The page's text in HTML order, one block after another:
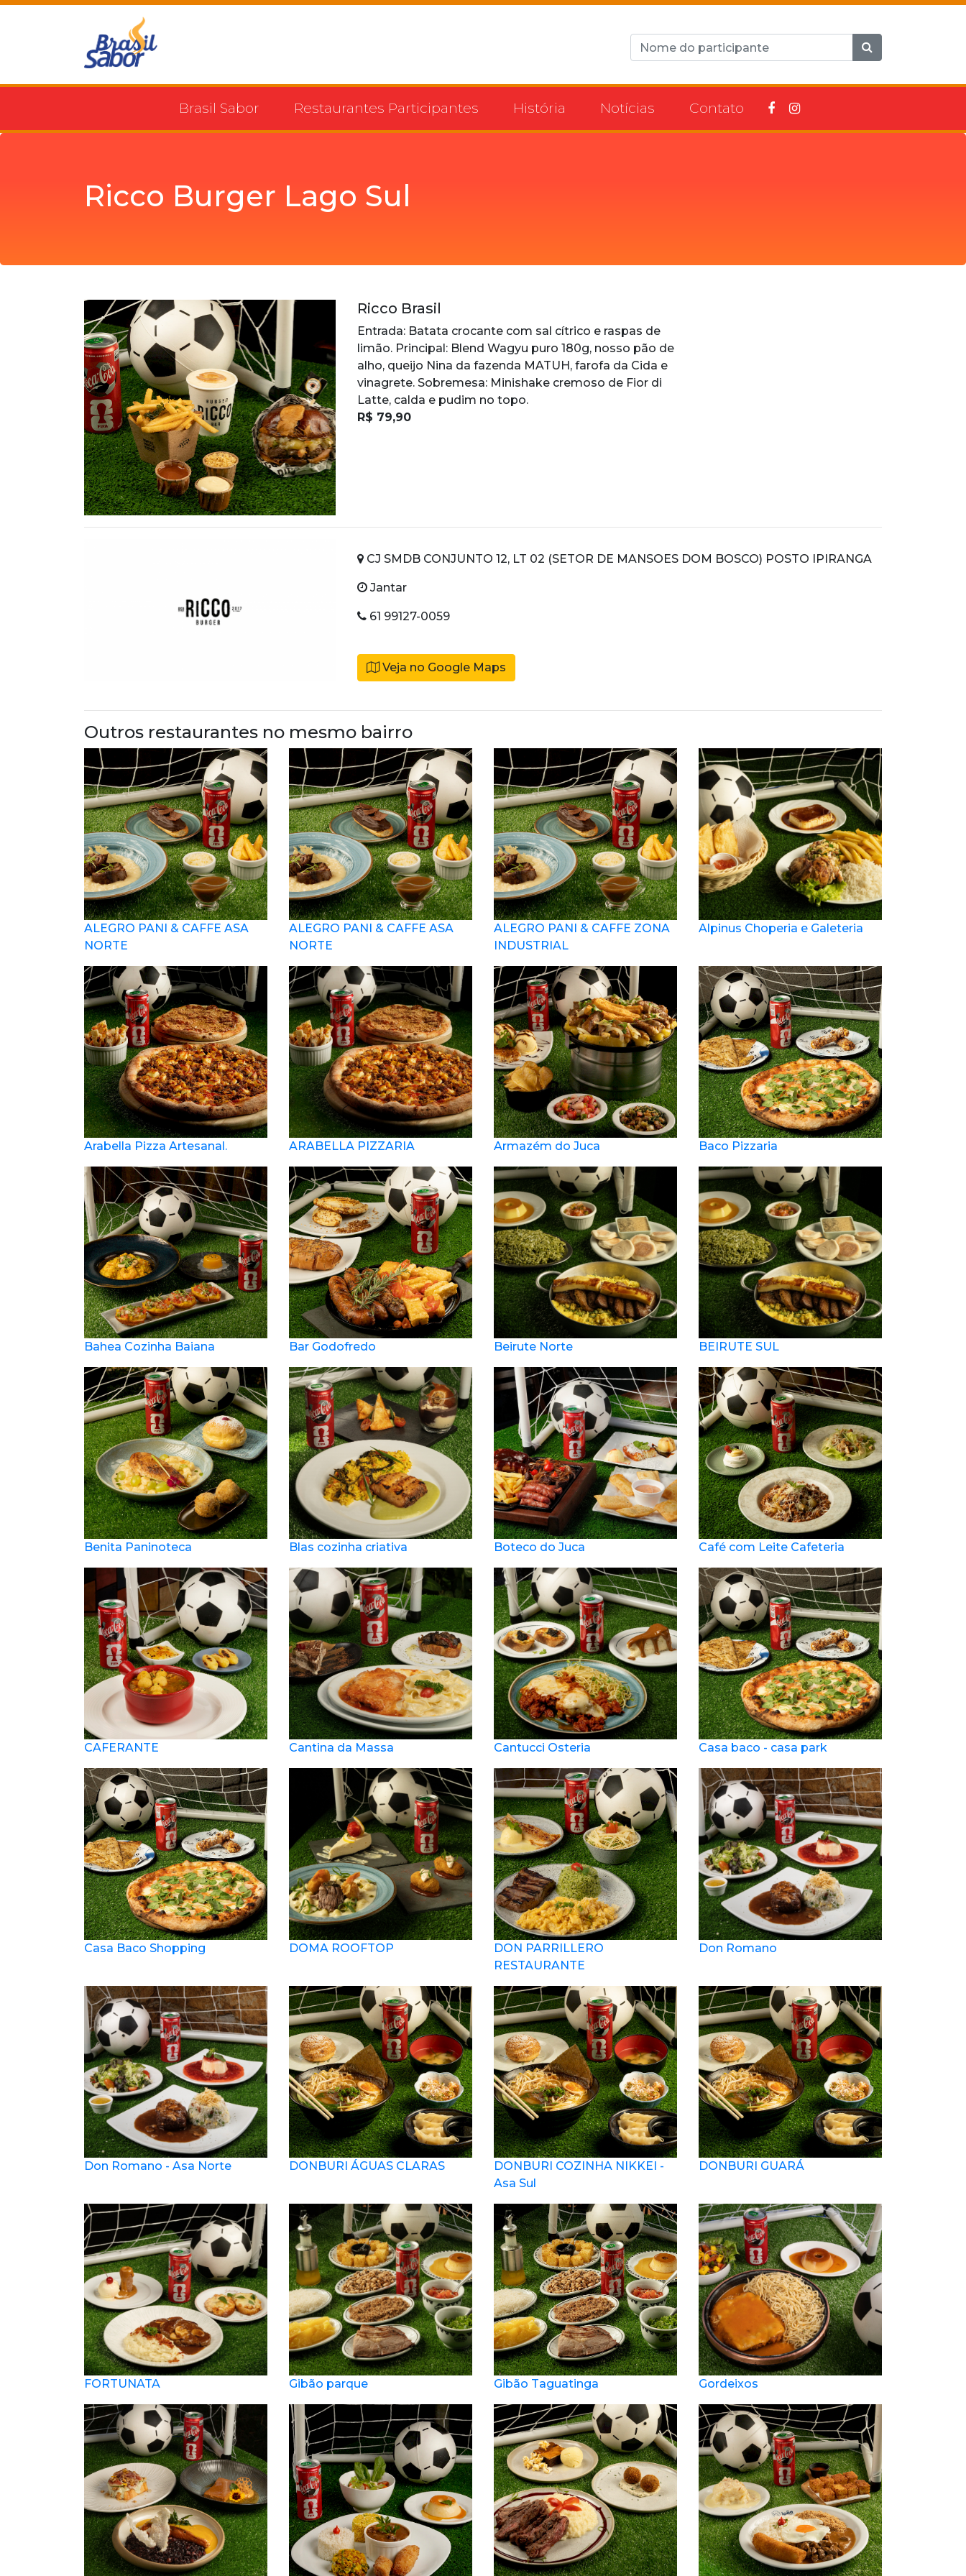
Brasil Sabor Restaurantes Participantes História Notícias Contato
Ricco Burger Lago Sul
Ricco Brasil
Entrada: Batata crocante com sal cítrico e raspas de
limão. Principal: Blend Wagyu puro 180g, nosso pão de
alho, queijo Nina da fazenda MATUH, farofa da Cida e
vinagrete. Sobremesa: Minishake cremoso de Fior di
Latte, calda e pudim no topo.
R$ 79,90
CJ SMDB CONJUNTO 12, LT 02 (SETOR DE MANSOES DOM BOSCO) POSTO IPIRANGA
Jantar
61 99127-0059
Veja no Google Maps
Outros restaurantes no mesmo bairro
ALEGRO PANI & CAFFE ASA
NORTE
ALEGRO PANI & CAFFE ASA
NORTE
ALEGRO PANI & CAFFE ZONA
INDUSTRIAL
Alpinus Choperia e Galeteria
Arabella Pizza Artesanal. ARABELLA PIZZARIA Armazém do Juca Baco Pizzaria
Bahea Cozinha Baiana Bar Godofredo Beirute Norte BEIRUTE SUL
Benita Paninoteca Blas cozinha criativa Boteco do Juca Café com Leite Cafeteria
CAFERANTE Cantina da Massa Cantucci Osteria Casa baco - casa park
Casa Baco Shopping DOMA ROOFTOP
DON PARRILLERO
RESTAURANTE
Don Romano
Don Romano - Asa Norte DONBURI ÁGUAS CLARAS
DONBURI COZINHA NIKKEI -
Asa Sul
DONBURI GUARÁ
FORTUNATA Gibão parque Gibão Taguatinga Gordeixos